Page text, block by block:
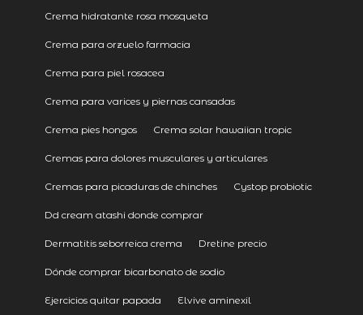
Crema hidratante rosa mosqueta
Crema para orzuelo farmacia
Crema para piel rosacea
Crema para varices y piernas cansadas
Crema pies hongos Crema solar hawaiian tropic
Cremas para dolores musculares y articulares
Cremas para picaduras de chinches Cystop probiotic
Dd cream atashi donde comprar
Dermatitis seborreica crema Dretine precio
Dónde comprar bicarbonato de sodio
Ejercicios quitar papada Elvive aminexil